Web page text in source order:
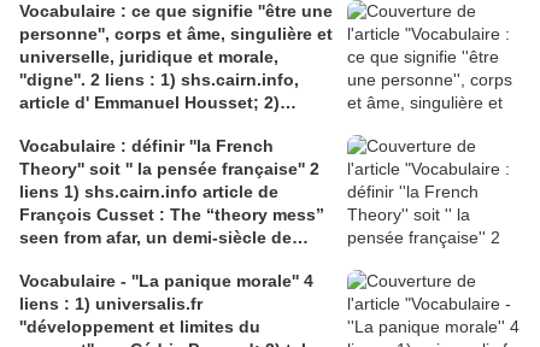
dramaturgie Lola Molina à l’Espace
Saint-Laurent, Pont-à-Mousson 2
liens : 1) lien meec.org; 2)
lemeac.com
Vocabulaire : ce que signifie ''être une
personne'', corps et âme, singulière et
universelle, juridique et morale,
''digne''. 2 liens : 1) shs.cairn.info,
article d' Emmanuel Housset; 2)
Julian Roche
Vocabulaire : définir ''la French
Theory'' soit '' la pensée française'' 2
liens 1) shs.cairn.info article de
François Cusset : The “theory mess”
seen from afar, un demi-siècle de
tracts.gallimard.fr ''La haine de
l'émancipation...'', François Cusset
Vocabulaire - ''La panique morale'' 4
liens : 1) universalis.fr
''développement et limites du